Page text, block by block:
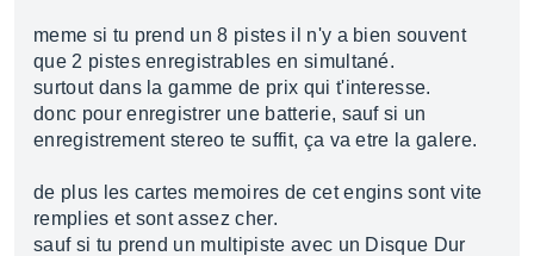
meme si tu prend un 8 pistes il n'y a bien souvent
que 2 pistes enregistrables en simultané.
surtout dans la gamme de prix qui t'interesse.
donc pour enregistrer une batterie, sauf si un
enregistrement stereo te suffit, ça va etre la galere.
de plus les cartes memoires de cet engins sont vite
remplies et sont assez cher.
sauf si tu prend un multipiste avec un Disque Dur